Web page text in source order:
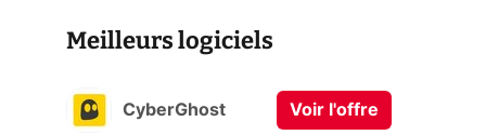
Meilleurs logiciels
CyberGhost Voir l'offre